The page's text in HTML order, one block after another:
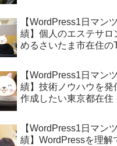
【WordPress1日マン
績】個人のエステサロ
めるさいたま市在住の
【WordPress1日マン
績】技術ノウハウを発
作成したい東京都在住
【WordPress1日マン
績】WordPressを理解